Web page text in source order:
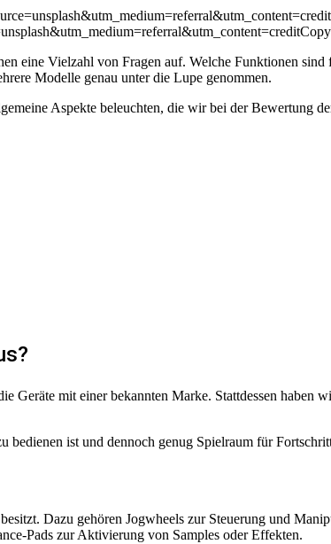
eine Vielzahl von Fragen auf. Welche Funktionen
Modelle genau unter die Lupe genommen.
Aspekte beleuchten, die wir bei der Bewertung
Geräte mit einer bekannten Marke. Stattdessen haben
bedienen ist und dennoch genug Spielraum für
Dazu gehören Jogwheels zur Steuerung und
Pads zur Aktivierung von Samples oder Effekten.